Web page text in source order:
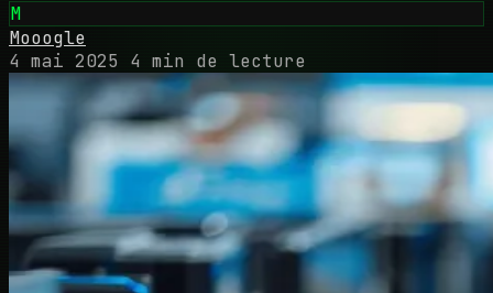
M
Mooogle
4 mai 2025
4 min de lecture